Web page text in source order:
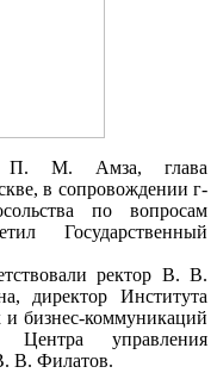
П. М. Амза, глава
в сопровождении г-
по вопросам
Государственный
ректор В. В.
директор Института
и бизнес-коммуникаций
управления
В. Филатов.